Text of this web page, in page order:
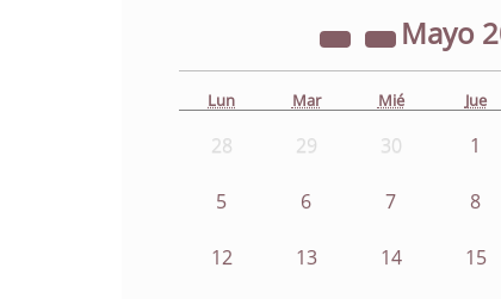
Mayo
Lun Mar Mié Jue
28 29 30 1
5 6 7 8
12 13 14 15